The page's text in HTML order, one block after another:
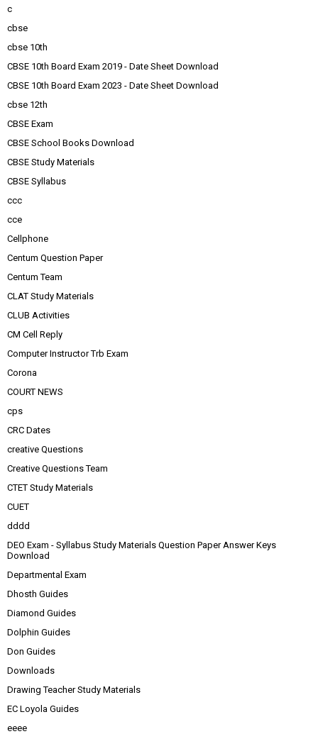
c
cbse
cbse 10th
CBSE 10th Board Exam 2019 - Date Sheet Download
CBSE 10th Board Exam 2023 - Date Sheet Download
cbse 12th
CBSE Exam
CBSE School Books Download
CBSE Study Materials
CBSE Syllabus
ccc
cce
Cellphone
Centum Question Paper
Centum Team
CLAT Study Materials
CLUB Activities
CM Cell Reply
Computer Instructor Trb Exam
Corona
COURT NEWS
cps
CRC Dates
creative Questions
Creative Questions Team
CTET Study Materials
CUET
dddd
DEO Exam - Syllabus Study Materials Question Paper Answer Keys
Download
Departmental Exam
Dhosth Guides
Diamond Guides
Dolphin Guides
Don Guides
Downloads
Drawing Teacher Study Materials
EC Loyola Guides
eeee